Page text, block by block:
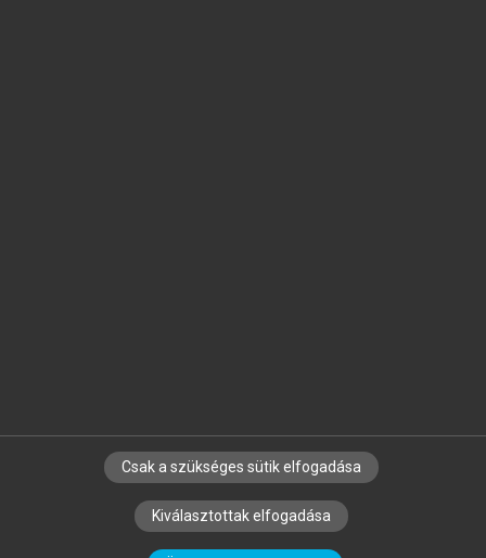
SZERZŐKNEK CÉGEKNEK KÖNYVTÁROSOKNAK
SZERKESZTÉSI ÉS LEKTORÁLÁSI ALAPELVEK
Csak a szükséges sütik elfogadása
Kiválasztottak elfogadása